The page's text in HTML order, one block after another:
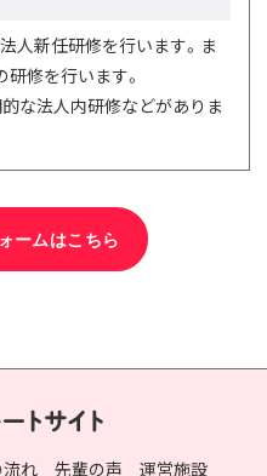
人新任研修を行います。ま
修を行います。
な法人内研修などがありま
ームはこちら
れ 先輩の声 運営施設